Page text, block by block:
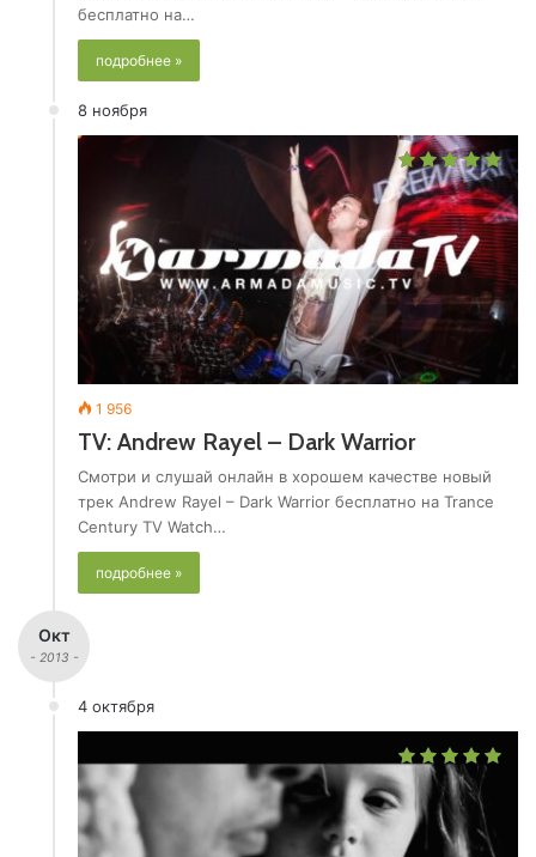
бесплатно на…
подробнее »
8 ноября
1 956
TV: Andrew Rayel – Dark Warrior
Смотри и слушай онлайн в хорошем качестве новый
трек Andrew Rayel – Dark Warrior бесплатно на Trance
Century TV Watch…
подробнее »
Окт
- 2013 -
4 октября